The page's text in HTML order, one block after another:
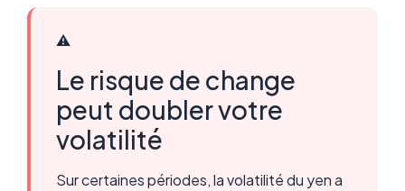
⚠️
Le risque de change
peut doubler votre
volatilité
Sur certaines périodes, la volatilité du yen a